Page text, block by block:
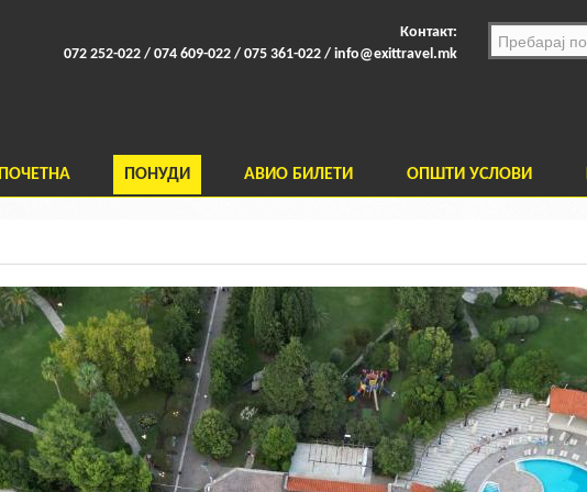
Контакт:
072 252-022 / 074 609-022 / 075 361-022 / info@exittravel.mk
ПОЧЕТНА ПОНУДИ АВИО БИЛЕТИ ОПШТИ УСЛОВИ